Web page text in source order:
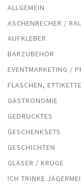
ALLGEMEIN
ASCHENBECHER /
AUFKLEBER
BARZUBEHÖR
EVENTMARKETING /
FLASCHEN,
GASTRONOMIE
GEDRUCKTES
GESCHENKSETS
GESCHICHTEN
GLÄSER / KRÜGE
ICH TRINKE